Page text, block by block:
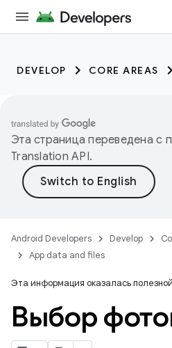
DEVELOP CORE AREAS
Эта страница переведена с
Translation API.
Android Developers Develop
App data and files
Эта информация оказалась
Выбор